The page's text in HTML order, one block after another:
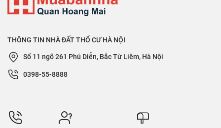
THÔNG TIN NHÀ ĐẤT THỔ CƯ HÀ NỘI
Số 11 ngõ 261 Phú Diễn, Bắc Từ Liêm, Hà Nội
0398-55-8888